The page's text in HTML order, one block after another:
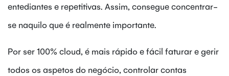
entediantes e repetitivas. Assim, consegue concentrar-
se naquilo que é realmente importante.
Por ser 100% cloud, é mais rápido e fácil faturar e gerir
todos os aspetos do negócio, controlar contas